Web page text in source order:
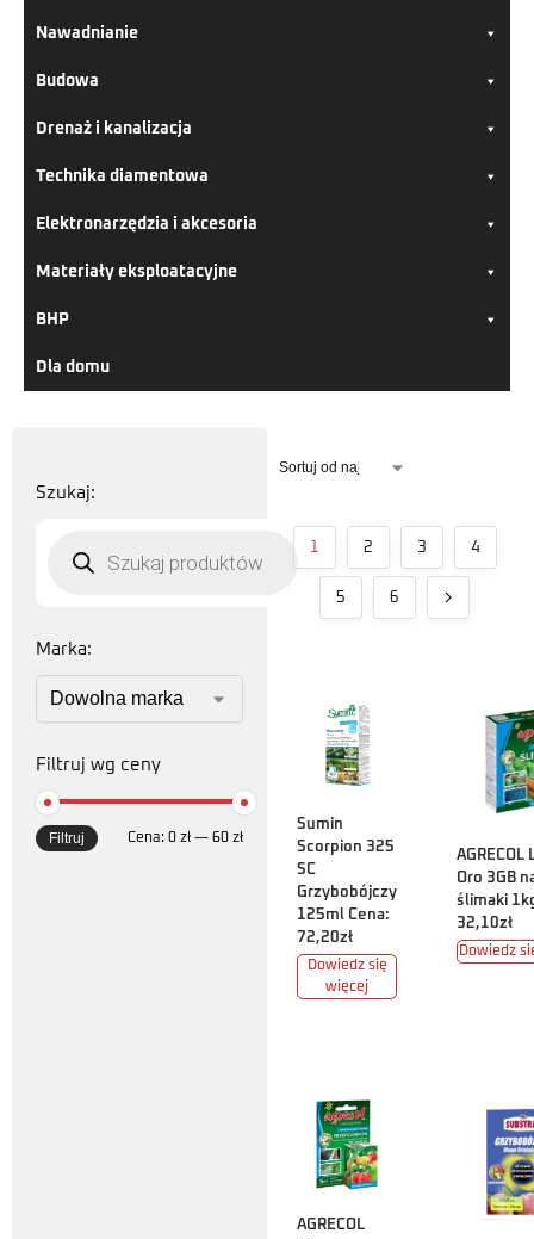
Nawadnianie
Budowa
Drenaż i kanalizacja
Technika diamentowa
Elektronarzędzia i akcesoria
Materiały eksploatacyjne
BHP
Dla domu
Szukaj:
Marka:
Filtruj wg ceny
Filtruj Cena: 0 zł — 60 zł
1 2 3 4
5 6
Sumin
Scorpion 325
SC
Grzybobójczy
125ml Cena:
72,20zł
Dowiedz się
więcej
AGRECOL
Oro 3GB
ślimaki
32,10zł
Dowiedz
AGRECOL